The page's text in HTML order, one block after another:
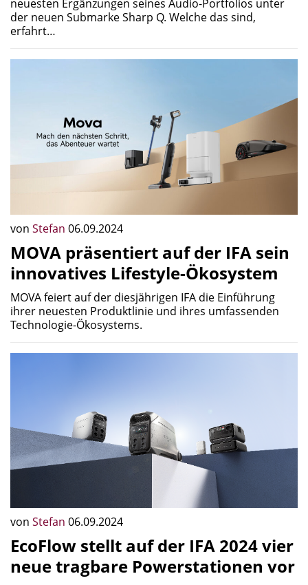
neuesten Ergänzungen seines Audio-Portfolios unter
der neuen Submarke Sharp Q. Welche das sind,
erfahrt…
von Stefan 06.09.2024
MOVA präsentiert auf der IFA sein
innovatives Lifestyle-Ökosystem
MOVA feiert auf der diesjährigen IFA die Einführung
ihrer neuesten Produktlinie und ihres umfassenden
Technologie-Ökosystems.
von Stefan 06.09.2024
EcoFlow stellt auf der IFA 2024 vier
neue tragbare Powerstationen vor